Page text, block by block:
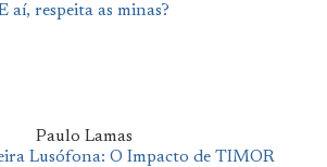
aí, respeita as minas?
Paulo Lamas
Lusófona: O Impacto de TIMOR